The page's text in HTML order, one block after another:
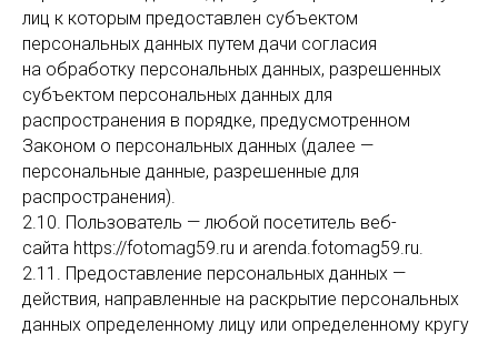
лиц к которым предоставлен субъектом
персональных данных путем дачи согласия
на обработку персональных данных, разрешенных
субъектом персональных данных для
распространения в порядке, предусмотренном
Законом о персональных данных (далее —
персональные данные, разрешенные для
распространения).
2.10. Пользователь — любой посетитель веб-
сайта https://fotomag59.ru и arenda.fotomag59.ru.
2.11. Предоставление персональных данных —
действия, направленные на раскрытие персональных
данных определенному лицу или определенному кругу